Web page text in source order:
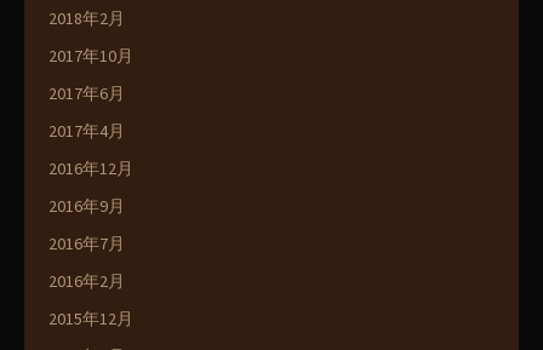
2018年2月
2017年10月
2017年6月
2017年4月
2016年12月
2016年9月
2016年7月
2016年2月
2015年12月